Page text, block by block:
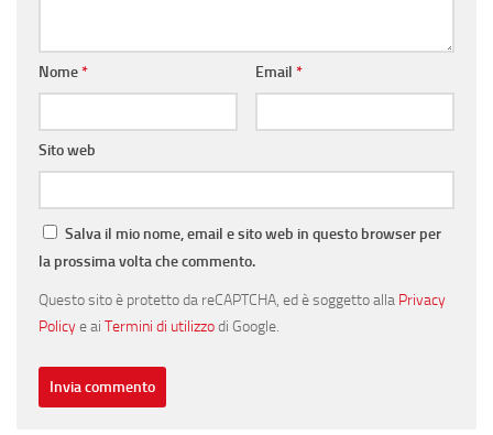
Nome* Email *
Sito web
Salva il mio nome, email e sito web in questo browser per
la prossima volta che commento.
Questo sito è protetto da reCAPTCHA, ed è soggetto alla Privacy
Policye ai Termini di utilizzodi Google.